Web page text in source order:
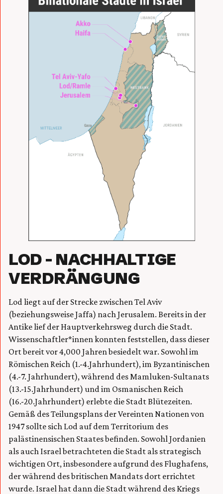
LOD – NACHHALTIGE
VERDRÄNGUNG
Lod liegt auf der Strecke zwischen Tel Aviv
(beziehungsweise Jaffa) nach Jerusalem. Bereits in der
Antike lief der Hauptverkehrsweg durch die Stadt.
Wissenschaftler*innen konnten feststellen, dass dieser
Ort bereit vor 4,000 Jahren besiedelt war. Sowohl im
Römischen Reich (1.-4.Jahrhundert), im Byzantinischen
(4.-7. Jahrhundert), während des Mamluken-Sultanats
(13.-15.Jahrhundert) und im Osmanischen Reich
(16.-20.Jahrhundert) erlebte die Stadt Blütezeiten.
Gemäß des Teilungsplans der Vereinten Nationen von
1947 sollte sich Lod auf dem Territorium des
palästinensischen Staates befinden. Sowohl Jordanien
als auch Israel betrachteten die Stadt als strategisch
wichtigen Ort, insbesondere aufgrund des Flughafens,
der während des britischen Mandats dort errichtet
wurde. Israel hat dann die Stadt während des Kriegs